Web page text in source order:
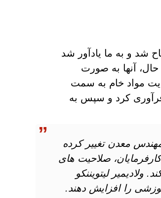
شد و به ما یادآور شد
آنها به صورت
مواد خام به سمت
فرآوری کرد و سپس به
معدن تغییر کرده
صلاحیت های
لیتویننکو
را افزایش دهند.